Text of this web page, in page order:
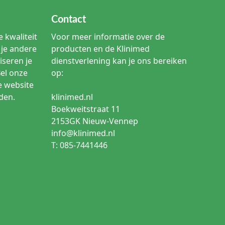
wanneer een hogere absorptiebehoefte of extra
passen binnen het lokale wondzorgprotocol.
ondermijningen of wondholten. Vul een wond
kwaliteit
andere
je
onze
website
Contact
Voor meer informatie over de
producten en de Klinimed
dienstverlening kan je ons bereiken
op:
klinimed.nl
Boekweitstraat 11
2153GK Nieuw-Vennep
info@klinimed.nl
T: 085-7441446